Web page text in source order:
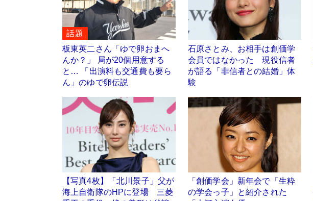
話題
板東英二さん「ゆで卵おまへ
んか？」 局が20個用意する
と… 「出演料も交通費も要ら
ん」のゆで卵伝説
石原さとみ、お相手は創価学
会員ではなかった 現役信者
が語る「非信者との結婚」体
験
【写真4枚】「北川景子」父が
海上自衛隊のHPに登場 三菱
「創価学会」新年会で「生粋
の学会っ子」と紹介された